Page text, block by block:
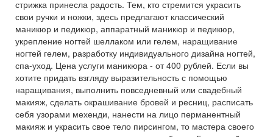
стрижка принесла радость. Тем, кто стремится украсить
свои ручки и ножки, здесь предлагают классический
маникюр и педикюр, аппаратный маникюр и педикюр,
укрепление ногтей шеллаком или гелем, наращивание
ногтей гелем, разработку индивидуального дизайна ногтей,
спа-уход. Цена услуги маникюра - от 400 рублей. Если вы
хотите придать взгляду выразительность с помощью
наращивания, выполнить повседневный или свадебный
макияж, сделать окрашивание бровей и ресниц, расписать
себя узорами мехенди, нанести на лицо перманентный
макияж и украсить свое тело пирсингом, то мастера своего